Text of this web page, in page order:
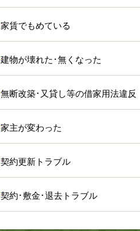
家賃でもめている
建物が壊れた･無くなった
無断改築･又貸し等の借家用法違反
家主が変わった
契約更新トラブル
契約･敷金･退去トラブル